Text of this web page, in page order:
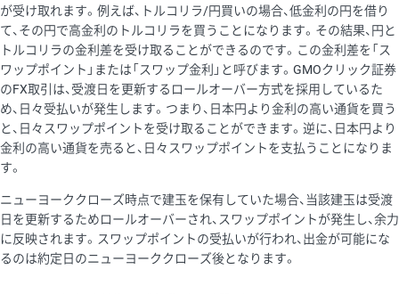
が受け取れます。例えば、トルコリラ/円買いの場合、低金利の円を借り
て、その円で高金利のトルコリラを買うことになります。その結果、円と
トルコリラの金利差を受け取ることができるのです。この金利差を「ス
ワップポイント」または「スワップ金利」と呼びます。GMOクリック証券
のFX取引は、受渡日を更新するロールオーバー方式を採用しているた
め、日々受払いが発生します。つまり、日本円より金利の高い通貨を買う
と、日々スワップポイントを受け取ることができます。逆に、日本円より
金利の高い通貨を売ると、日々スワップポイントを支払うことになりま
す。
ニューヨーククローズ時点で建玉を保有していた場合、当該建玉は受渡
日を更新するためロールオーバーされ、スワップポイントが発生し、余力
に反映されます。スワップポイントの受払いが行われ、出金が可能にな
るのは約定日のニューヨーククローズ後となります。